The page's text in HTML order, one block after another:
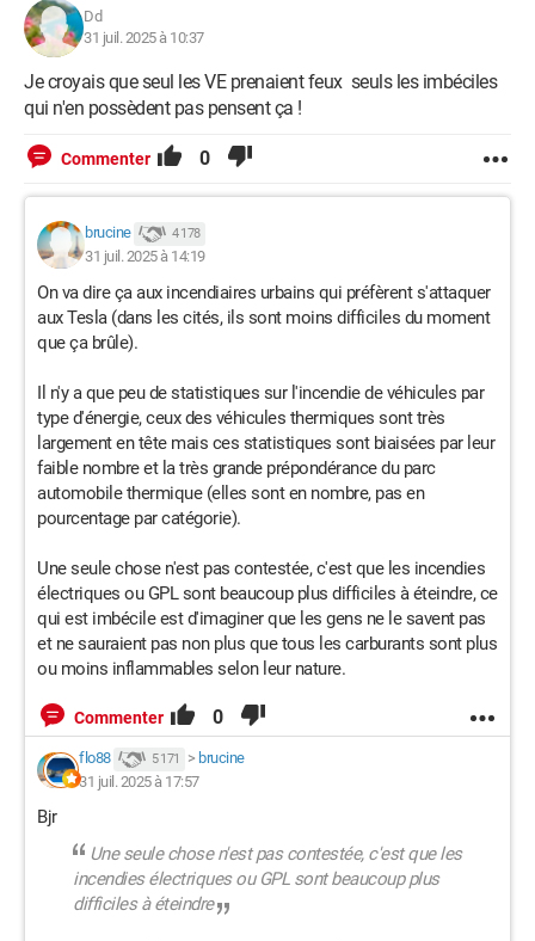
Dd
31 juil. 2025 à 10:37
Je croyais que seul les VE prenaient feux seuls les imbéciles
qui n'en possèdent pas pensent ça !
Commenter 0
brucine 4 178
31 juil. 2025 à 14:19
On va dire ça aux incendiaires urbains qui préfèrent s'attaquer
aux Tesla (dans les cités, ils sont moins difficiles du moment
que ça brûle).
Il n'y a que peu de statistiques sur l'incendie de véhicules par
type d'énergie, ceux des véhicules thermiques sont très
largement en tête mais ces statistiques sont biaisées par leur
faible nombre et la très grande prépondérance du parc
automobile thermique (elles sont en nombre, pas en
pourcentage par catégorie).
Une seule chose n'est pas contestée, c'est que les incendies
électriques ou GPL sont beaucoup plus difficiles à éteindre, ce
qui est imbécile est d'imaginer que les gens ne le savent pas
et ne sauraient pas non plus que tous les carburants sont plus
ou moins inflammables selon leur nature.
Commenter 0
flo88 5 171 > brucine
31 juil. 2025 à 17:57
Bjr
Une seule chose n'est pas contestée, c'est que les
incendies électriques ou GPL sont beaucoup plus
difficiles à éteindre